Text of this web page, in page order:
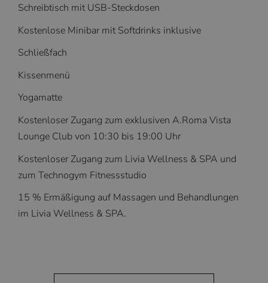
Schreibtisch mit USB-Steckdosen
Kostenlose Minibar mit Softdrinks inklusive
Schließfach
Kissenmenü
Yogamatte
Kostenloser Zugang zum exklusiven A.Roma Vista
Lounge Club von 10:30 bis 19:00 Uhr
Kostenloser Zugang zum Livia Wellness & SPA und
zum Technogym Fitnessstudio
15 % Ermäßigung auf Massagen und Behandlungen
im Livia Wellness & SPA.